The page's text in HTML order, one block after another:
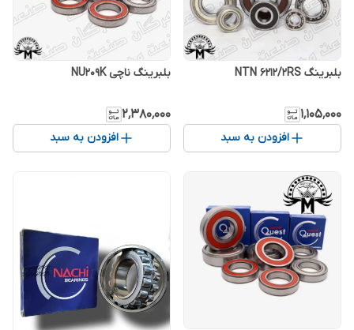
بلبرینگ NTN 6212/2RS
۱٬۱۰۵٬۰۰۰
افزودن به سبد
بلبرینگ ناچی NU209K
۲٬۳۸۰٬۰۰۰
افزودن به سبد